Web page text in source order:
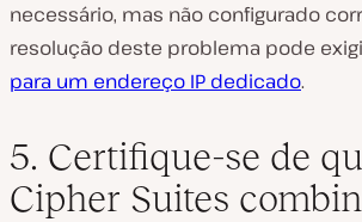
necessário, mas não configurado
resolução deste problema pode
para um endereço IP dedicado.
5. Certifique-se de
Cipher Suites